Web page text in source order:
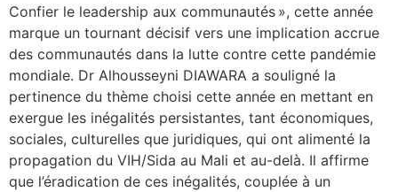
Confier le leadership aux communautés », cette année
marque un tournant décisif vers une implication accrue
des communautés dans la lutte contre cette pandémie
mondiale. Dr Alhousseyni DIAWARA a souligné la
pertinence du thème choisi cette année en mettant en
exergue les inégalités persistantes, tant économiques,
sociales, culturelles que juridiques, qui ont alimenté la
propagation du VIH/Sida au Mali et au-delà. Il affirme
que l’éradication de ces inégalités, couplée à un